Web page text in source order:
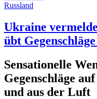
Russland
Ukraine
übt
Sensationelle
Gegenschläge
und aus der Luft